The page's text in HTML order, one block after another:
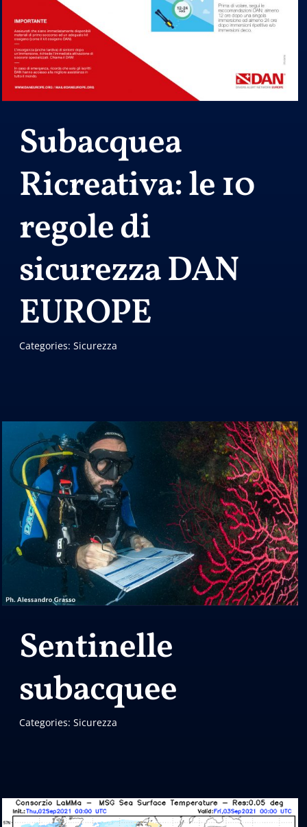
Subacquea
Ricreativa: le 10
regole di
sicurezza DAN
EUROPE
Categories: Sicurezza
Sentinelle
subacquee
Categories: Sicurezza